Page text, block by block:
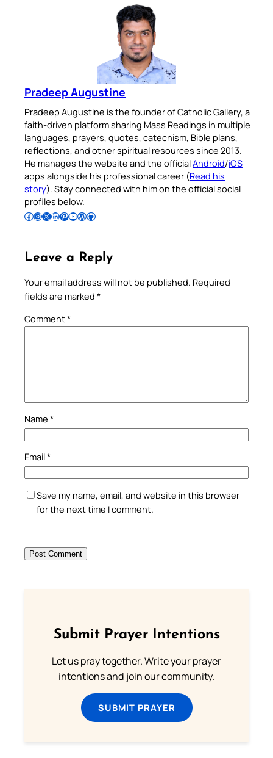
Pradeep Augustine
Pradeep Augustine is the founder of Catholic Gallery, a
faith-driven platform sharing Mass Readings in multiple
languages, prayers, quotes, catechism, Bible plans,
reflections, and other spiritual resources since 2013.
He manages the website and the officialAndroid/iOS
apps alongside his professional career (Read his
story). Stay connected with him on the official social
profiles below.
Follow Pradeep on Facebook Follow Pradeep on InstagramFollow Pradeep on X Follow Pradeep on LinkedIn Follow Pradeep on Pinterest Subscribe to Pradeep’s Youtube Channel Follow Pradeep on WordPress Follow Pradeep on GitHub
Leave a Reply
Your email address will not be published. Required
fields are marked *
Comment*
Name *
Email*
Save my name, email, and website in this browser
for the next time I comment.
Submit Prayer Intentions
Let us pray together. Write your prayer
intentions and join our community.
SUBMIT PRAYER